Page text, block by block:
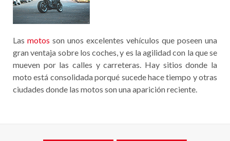
Las motos son unos excelentes vehículos que poseen una
gran ventaja sobre los coches, y es la agilidad con la que se
mueven por las calles y carreteras. Hay sitios donde la
moto está consolidada porqué sucede hace tiempo y otras
ciudades donde las motos son una aparición reciente.